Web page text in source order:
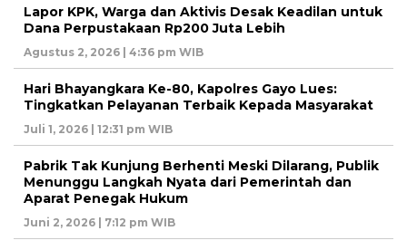
Lapor KPK, Warga dan Aktivis Desak Keadilan untuk
Dana Perpustakaan Rp200 Juta Lebih
Agustus 2, 2026 | 4:36 pm WIB
Hari Bhayangkara Ke-80, Kapolres Gayo Lues:
Tingkatkan Pelayanan Terbaik Kepada Masyarakat
Juli 1, 2026 | 12:31 pm WIB
Pabrik Tak Kunjung Berhenti Meski Dilarang, Publik
Menunggu Langkah Nyata dari Pemerintah dan
Aparat Penegak Hukum
Juni 2, 2026 | 7:12 pm WIB